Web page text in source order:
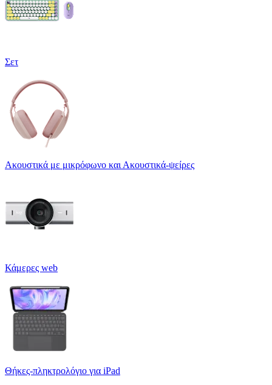
Σετ
Ακουστικά με μικρόφωνο και Ακουστικά-ψείρες
Κάμερες web
Θήκες-πληκτρολόγιο για iPad